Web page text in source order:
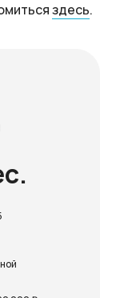
здесь.